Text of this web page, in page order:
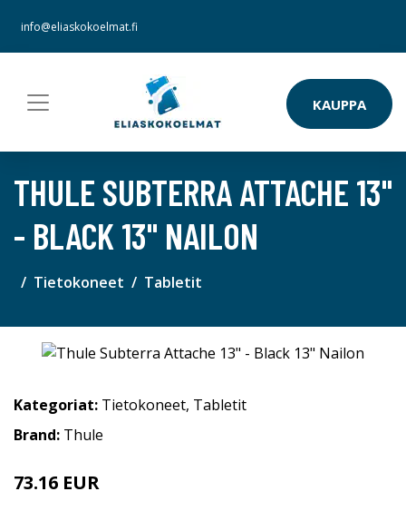
info@eliaskokoelmat.fi
KAUPPA
THULE SUBTERRA ATTACHE 13"
- BLACK 13" NAILON
Tietokoneet Tabletit
Kategoriat: Tietokoneet, Tabletit
Brand: Thule
73.16 EUR